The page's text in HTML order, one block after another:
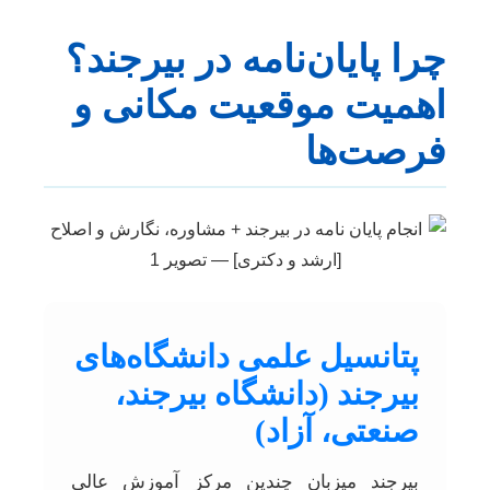
چرا پایان‌نامه در بیرجند؟
اهمیت موقعیت مکانی و
فرصت‌ها
پتانسیل علمی دانشگاه‌های
بیرجند (دانشگاه بیرجند،
صنعتی، آزاد)
بیرجند میزبان چندین مرکز آموزش عالی